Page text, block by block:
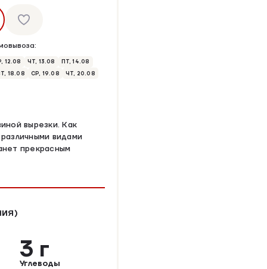
12.08 ЧТ, 13.08
ПТ, 14.08
18.08 СР, 19.08
ЧТ, 20.08
вырезки. Как
видами
прекрасным
3 г
Углеводы